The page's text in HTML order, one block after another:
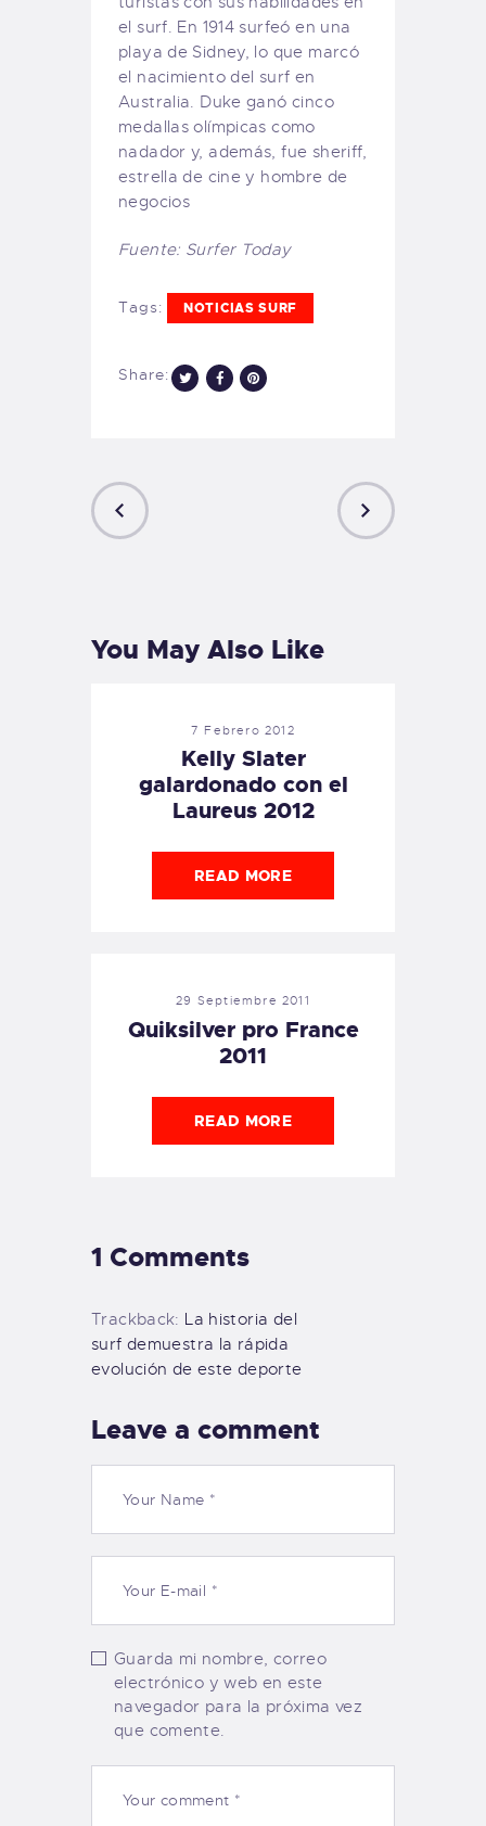
el surf. En 1914 surfeó en una
playa de Sidney, lo que marcó
el nacimiento del surf en
Australia. Duke ganó cinco
medallas olímpicas como
nadador y, además, fue sheriff,
estrella de cine y hombre de
negocios
Fuente: Surfer Today
Tags: NOTICIAS SURF
Share:
You May Also Like
7 Febrero 2012
Kelly Slater
galardonado con el
Laureus 2012
READ MORE
29 Septiembre 2011
Quiksilver pro France
2011
READ MORE
1 Comments
Trackback: La historia del
surf demuestra la rápida
evolución de este deporte
Leave a comment
Guarda mi nombre, correo
electrónico y web en este
navegador para la próxima vez
que comente.